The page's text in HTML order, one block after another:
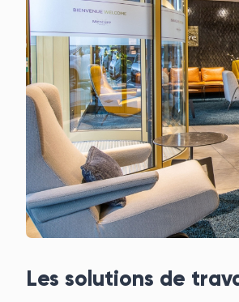
Les solutions de